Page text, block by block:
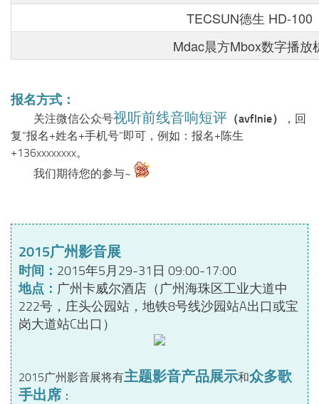
TECSUN德生 HD-100
Mdac晨方Mbox数字播放
报名方式：
关注微信公众号视听前线音响短评 （avflnie）
，回
复“报名+姓名+手机号”即可，例如：报名+陈生
+136xxxxxxxx。
我们期待您的参与~
2015广州影音展
时间： 2015年5月29-31日 09:00-17:00
地点： 广州卡威尔酒店（广州海珠区工业大道中
222号，庄头公园站，地铁8号线沙园站A出口或宝
岗大道站C出口）
2015广州影音展将有主题影音产品展示和众多歌
手出席 ：